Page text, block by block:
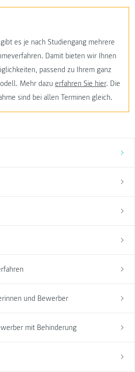
und Bewerber
mit Behinderung
es je nach Studiengang mehrere
Damit bieten wir Ihnen
passend zu Ihrem ganz
Mehr dazu erfahren Sie hier. Die
sind bei allen Terminen gleich.